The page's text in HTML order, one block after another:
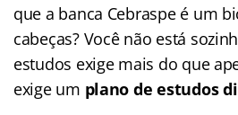
que a banca Cebraspe é um
cabeças? Você não está
estudos exige mais do que
exige um plano de estudos